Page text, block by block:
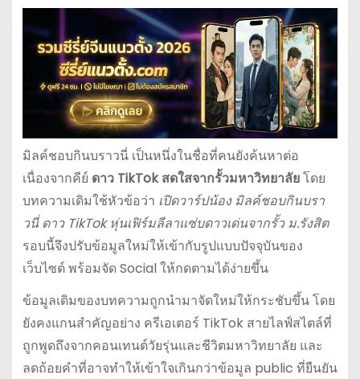
มิลค์ชอบกินบราวนี่ เป็นหนึ่งในชื่อที่คนยังค้นหาต่อ
เนื่องจากคีย์ ดาว TikTok สดใสจากรั้วมหาวิทยาลัยโดย
บทความเดิมใช้หัวข้อว่า เปิดวาร์ปน้อง มิลค์ชอบกินบรา
วนี่ ดาว TikTok หุ่นเฟิร์มลีลาแซ่บดาวเด่นจากรั้ว ม.รังสิต
รอบนี้จึงปรับข้อมูลใหม่ให้เข้ากับรูปแบบปัจจุบันของ
เว็บไซต์ พร้อมจัด Social ให้กดตามได้ง่ายขึ้น
ข้อมูลเดิมของบทความถูกนำมาจัดใหม่ให้กระชับขึ้น โดย
ยังคงแกนสำคัญอย่าง ครีเอเตอร์ TikTok สายไลฟ์สไตล์ที่
ถูกพูดถึงจากคอนเทนต์วัยรุ่นและชีวิตมหาวิทยาลัย และ
ลดถ้อยคำที่อาจทำให้เข้าใจเกินกว่าข้อมูล public ที่ยืนยัน